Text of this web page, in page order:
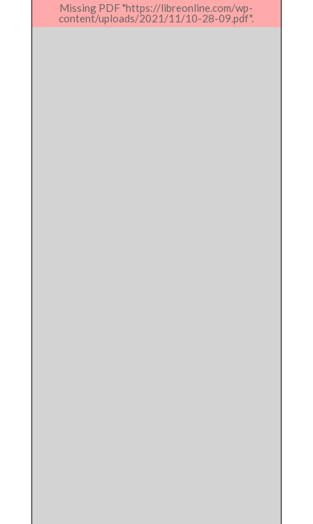
Missing PDF "https://libreonline.com/wp-
content/uploads/2021/11/10-28-09.pdf".